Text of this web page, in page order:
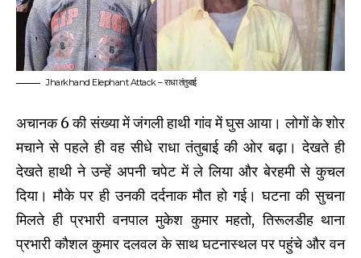
Jharkhand Elephant Attack – राधा तंतुबाई
अचानक 6 की संख्या में जंगली हाथी गांव में घुस आया। लोगों के शोर
मचाने से पहले ही वह सीधे राधा तंतुबाई की ओर बढ़ा। देखते ही
देखते हाथी ने उन्हें अपनी चपेट में ले लिया और बेरहमी से कुचल
दिया। मौके पर ही उनकी दर्दनाक मौत हो गई। घटना की सुचना
मिलते ही प्रभारी वनपाल मुकेश कुमार महतो, तिरूलडीह थाना
प्रभारी कौशल कुमार दलवल के साथ घटनास्थल पर पहुंचे और वन